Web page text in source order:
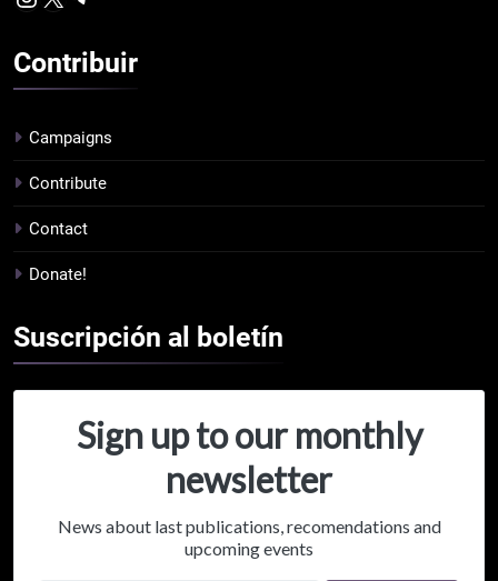
Contribuir
Campaigns
Contribute
Contact
Donate!
Suscripción al boletín
Sign up to our monthly
newsletter
News about last publications, recomendations and
upcoming events